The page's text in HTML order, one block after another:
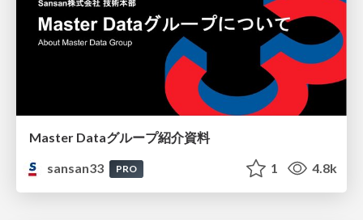
Master Dataグループ紹介資料
sansan33
PRO 1 4.8k